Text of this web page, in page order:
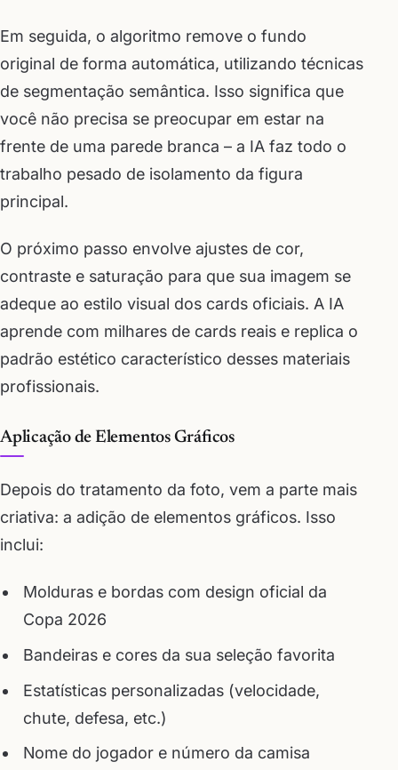
Em seguida, o algoritmo remove o fundo
original de forma automática, utilizando técnicas
de segmentação semântica. Isso significa que
você não precisa se preocupar em estar na
frente de uma parede branca – a IA faz todo o
trabalho pesado de isolamento da figura
principal.
O próximo passo envolve ajustes de cor,
contraste e saturação para que sua imagem se
adeque ao estilo visual dos cards oficiais. A IA
aprende com milhares de cards reais e replica o
padrão estético característico desses materiais
profissionais.
Aplicação de Elementos Gráficos
Depois do tratamento da foto, vem a parte mais
criativa: a adição de elementos gráficos. Isso
inclui:
Molduras e bordas com design oficial da
Copa 2026
Bandeiras e cores da sua seleção favorita
Estatísticas personalizadas (velocidade,
chute, defesa, etc.)
Nome do jogador e número da camisa